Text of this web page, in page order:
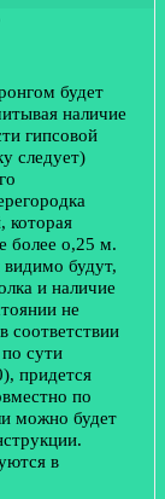
будет
наличие
гипсовой
следует)
которая
более о,25 м.
будут,
и наличие
не
соответствии
сути
придется
по
можно будет
в